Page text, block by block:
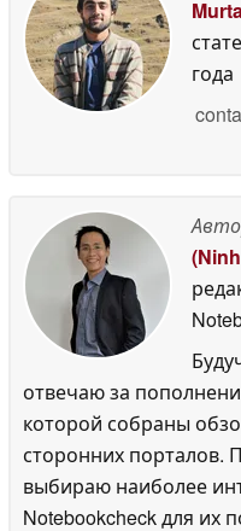
года
отвечаю за
которой собраны
сторонних порталов.
выбираю наиболее
Notebookcheck для их